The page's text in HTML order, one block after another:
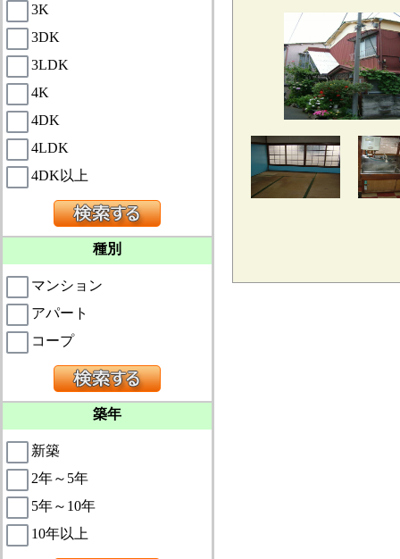
3K
3DK
3LDK
4K
4DK
4LDK
4DK以上
種別
マンション
アパート
コープ
築年
新築
2年～5年
5年～10年
10年以上